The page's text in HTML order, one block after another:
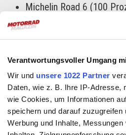
Verantwortungsvoller Umgang
Wir und unsere 1022 Partner
Daten, wie z. B. Ihre IP-Adresse,
wie Cookies, um Informationen
speichern und darauf zuzugreifen
Werbung und Inhalte, Messungen
Michelin Road 6 (100
Off-Road)
Michelin Anakee Road
Michelin Anakee Wild